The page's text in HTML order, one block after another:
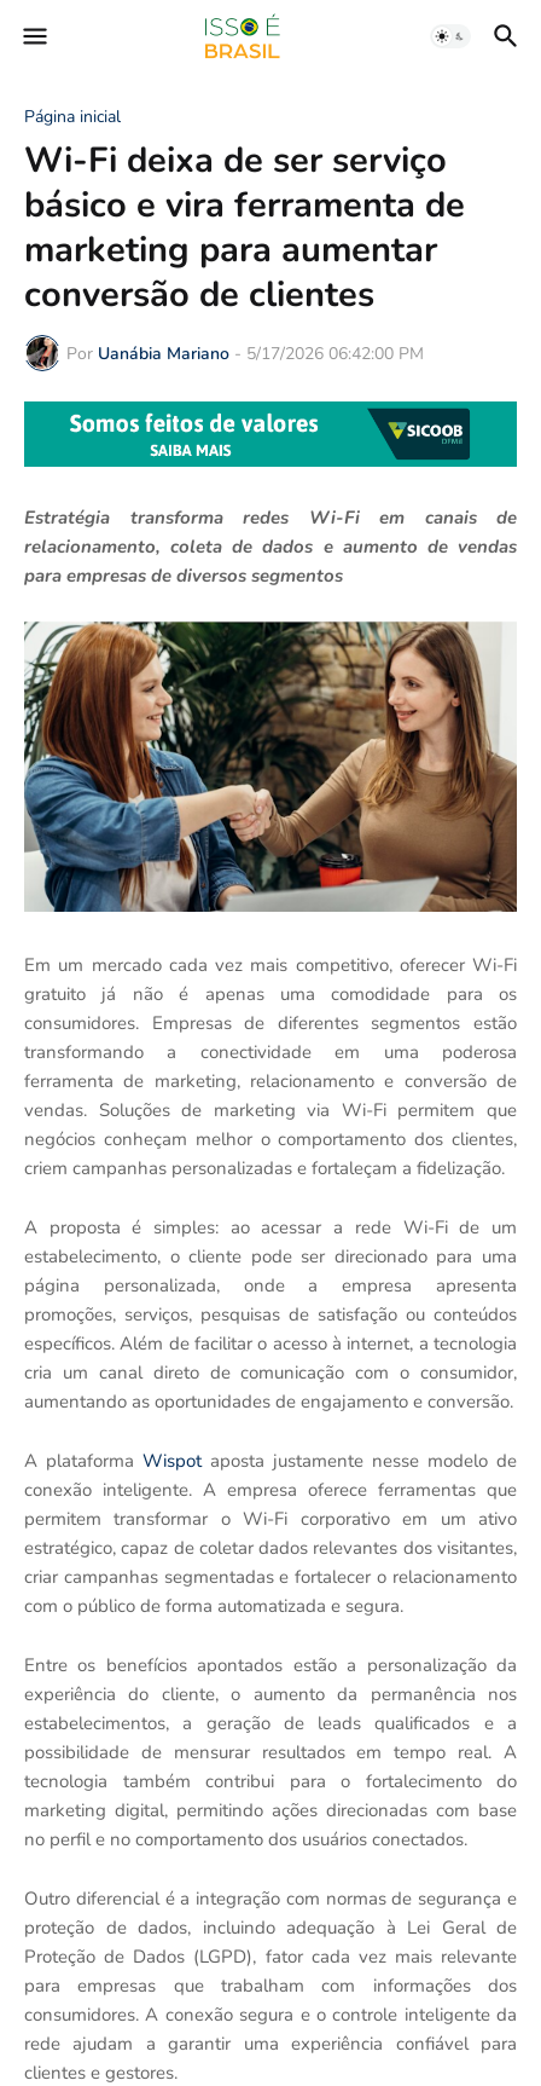
Página inicial
Wi-Fi deixa de ser serviço
básico e vira ferramenta de
marketing para aumentar
conversão de clientes
Por Uanábia Mariano - 5/17/2026 06:42:00 PM
Estratégia transforma redes Wi-Fi em canais de
relacionamento, coleta de dados e aumento de vendas
para empresas de diversos segmentos
Em um mercado cada vez mais competitivo, oferecer Wi-Fi
gratuito já não é apenas uma comodidade para os
consumidores. Empresas de diferentes segmentos estão
transformando a conectividade em uma poderosa
ferramenta de marketing, relacionamento e conversão de
vendas. Soluções de marketing via Wi-Fi permitem que
negócios conheçam melhor o comportamento dos clientes,
criem campanhas personalizadas e fortaleçam a fidelização.
A proposta é simples: ao acessar a rede Wi-Fi de um
estabelecimento, o cliente pode ser direcionado para uma
página personalizada, onde a empresa apresenta
promoções, serviços, pesquisas de satisfação ou conteúdos
específicos. Além de facilitar o acesso à internet, a tecnologia
cria um canal direto de comunicação com o consumidor,
aumentando as oportunidades de engajamento e conversão.
A plataforma Wispotaposta justamente nesse modelo de
conexão inteligente. A empresa oferece ferramentas que
permitem transformar o Wi-Fi corporativo em um ativo
estratégico, capaz de coletar dados relevantes dos visitantes,
criar campanhas segmentadas e fortalecer o relacionamento
com o público de forma automatizada e segura.
Entre os benefícios apontados estão a personalização da
experiência do cliente, o aumento da permanência nos
estabelecimentos, a geração de leads qualificados e a
possibilidade de mensurar resultados em tempo real. A
tecnologia também contribui para o fortalecimento do
marketing digital, permitindo ações direcionadas com base
no perfil e no comportamento dos usuários conectados.
Outro diferencial é a integração com normas de segurança e
proteção de dados, incluindo adequação à Lei Geral de
Proteção de Dados (LGPD), fator cada vez mais relevante
para empresas que trabalham com informações dos
consumidores. A conexão segura e o controle inteligente da
rede ajudam a garantir uma experiência confiável para
clientes e gestores.